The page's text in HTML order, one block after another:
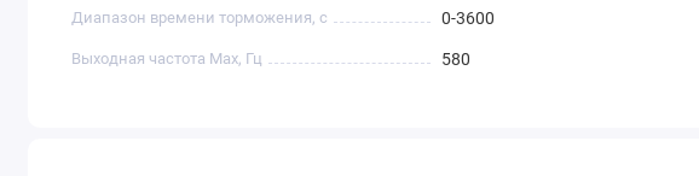
Диапазон времени торможения, с 0-3600
Выходная частота Max, Гц 580